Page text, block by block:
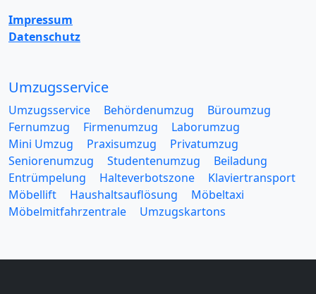
Impressum
Datenschutz
Umzugsservice
Umzugsservice Behördenumzug
Büroumzug
Fernumzug
Firmenumzug
Laborumzug
Mini Umzug
Praxisumzug
Privatumzug
Seniorenumzug
Studentenumzug
Beiladung
Entrümpelung
Halteverbotszone
Klaviertransport
Möbellift
Haushaltsauflösung
Möbeltaxi
Möbelmitfahrzentrale
Umzugskartons